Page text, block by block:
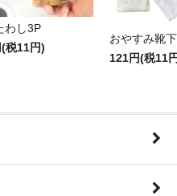
わし3P
税11円)
おやすみ靴下
121円(税11